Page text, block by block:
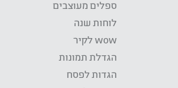
ספלים מעוצבים
לוחות שנה
wow לקיר
הגדלת תמונות
הגדות לפסח